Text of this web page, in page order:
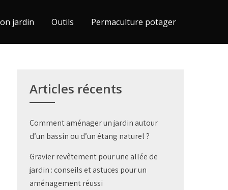
jardin Outils Permaculture potager
Articles récents
Comment aménager un jardin autour
d’un bassin ou d’un étang naturel ?
Gravier revêtement pour une allée de
jardin : conseils et astuces pour un
aménagement réussi